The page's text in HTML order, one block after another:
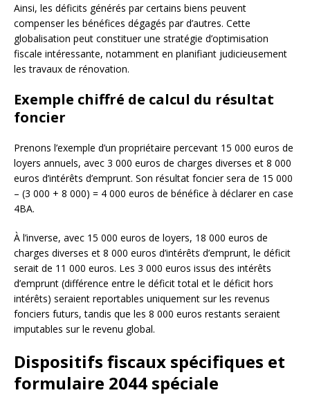
Ainsi, les déficits générés par certains biens peuvent
compenser les bénéfices dégagés par d’autres. Cette
globalisation peut constituer une stratégie d’optimisation
fiscale intéressante, notamment en planifiant judicieusement
les travaux de rénovation.
Exemple chiffré de calcul du résultat
foncier
Prenons l’exemple d’un propriétaire percevant 15 000 euros de
loyers annuels, avec 3 000 euros de charges diverses et 8 000
euros d’intérêts d’emprunt. Son résultat foncier sera de 15 000
– (3 000 + 8 000) = 4 000 euros de bénéfice à déclarer en case
4BA.
À l’inverse, avec 15 000 euros de loyers, 18 000 euros de
charges diverses et 8 000 euros d’intérêts d’emprunt, le déficit
serait de 11 000 euros. Les 3 000 euros issus des intérêts
d’emprunt (différence entre le déficit total et le déficit hors
intérêts) seraient reportables uniquement sur les revenus
fonciers futurs, tandis que les 8 000 euros restants seraient
imputables sur le revenu global.
Dispositifs fiscaux spécifiques et
formulaire 2044 spéciale